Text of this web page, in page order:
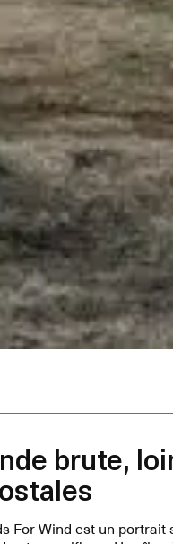
brute,
For Wind est un portrait